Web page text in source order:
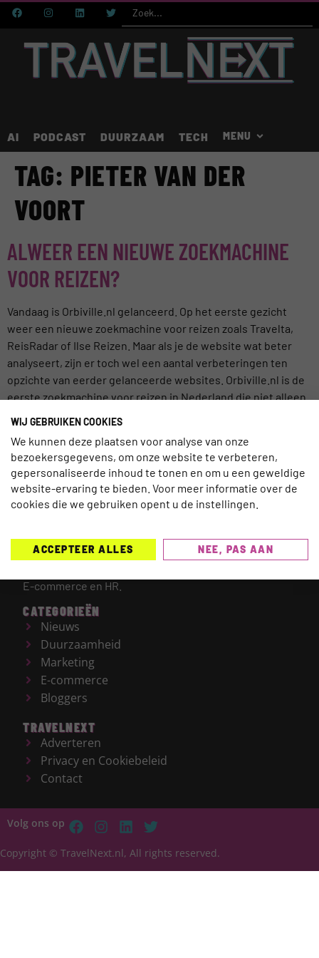
AI PODCAST DUURZAAM TECH
TAG: PIETER VAN DER
VOORT
ALWEER EEN NIEUWE ZOEKMACHINE
VOOR REIZEN?
Vandaag is Orbiville.nl gelanceerd. Op het eerste gezicht
weer een nieuwe zoekmachine voor reizen zoals Travelta,
ReisRadar of Ilse Reizen. Maar als je de website wat beter
analyseert, zijn er toch wel een aantal verbeteringen ten
opzichte van eerder gelanceerde websites. Orbiville.nl is de
eerste zoekmachine voor reizen in Nederland die niet alleen
TRAVELNEXT is hét leading kennisplatform voor de
reismarkt.Onderwerpen die worden behandeld zijn
E-commerce en HR.
CATEGORIEËN
Nieuws
Duurzaamheid
Marketing
E-commerce
Bloggers
TRAVELNEXT
Adverteren
Privacy en Cookiebeleid
Contact
Volg ons op
Copyright © TravelNext.nl, All rights reserved.
WIJ GEBRUIKEN COOKIES
We kunnen deze plaatsen voor analyse van onze
bezoekersgegevens, om onze website te verbeteren,
gepersonaliseerde inhoud te tonen en om u een geweldige
website-ervaring te bieden. Voor meer informatie over de
cookies die we gebruiken opent u de instellingen.
ACCEPTEER ALLES NEE, PAS AAN